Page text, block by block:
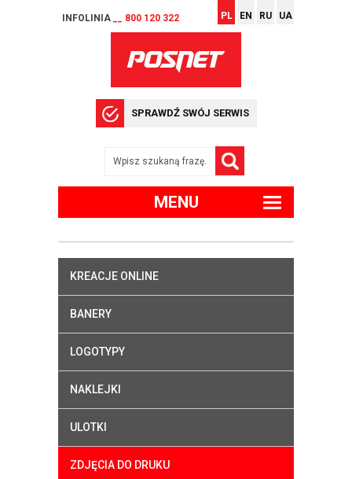
INFOLINIA __ 800 120 322 PL EN RU UA
SPRAWDŹ SWÓJ SERWIS
MENU
KREACJE ONLINE
BANERY
LOGOTYPY
NAKLEJKI
ULOTKI
ZDJĘCIA DO DRUKU